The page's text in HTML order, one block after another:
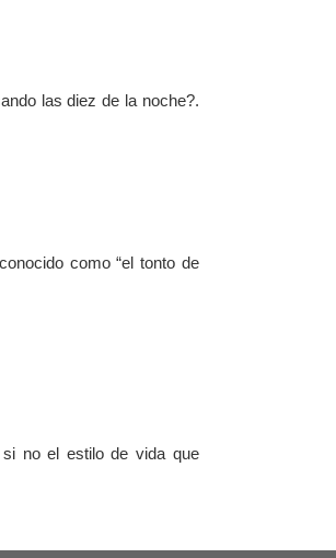
las diez de la noche?.
como “el tonto de
no el estilo de vida que